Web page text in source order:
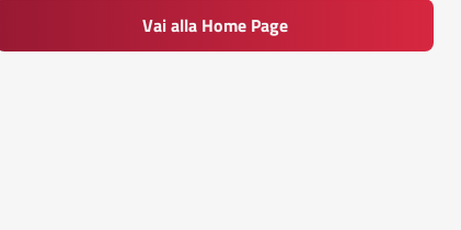
Vai alla Home Page